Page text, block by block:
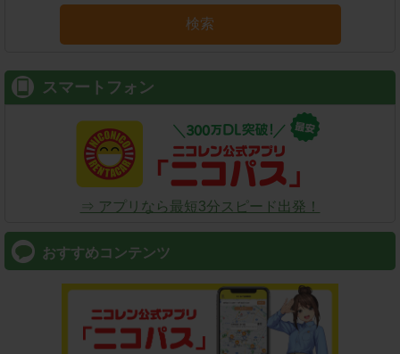
検索
スマートフォン
⇒ アプリなら最短3分スピード出発！
おすすめコンテンツ